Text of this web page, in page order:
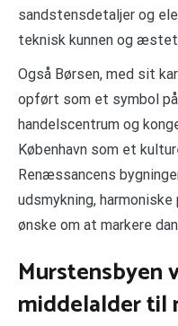
sandstensdetaljer og
teknisk kunnen og
Også Børsen, med sit
opført som et symbol
handelscentrum og
København som et
Renæssancens
udsmykning,
ønske om at markere
Murstensbyen
middelalder til